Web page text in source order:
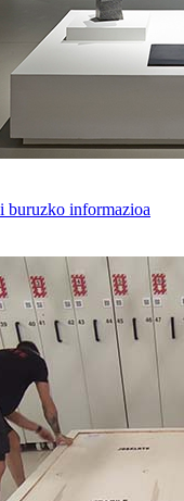
buruzko informazioa